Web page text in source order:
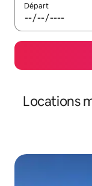
Départ
Locations